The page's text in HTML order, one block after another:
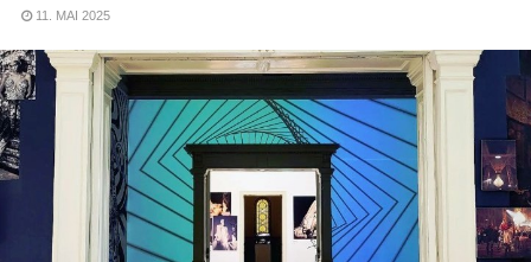
11. MAI 2025
READ MORE